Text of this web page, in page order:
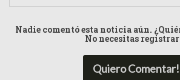
Nadie comentó esta noticia aún.
No necesitas
Quiero Comentar!